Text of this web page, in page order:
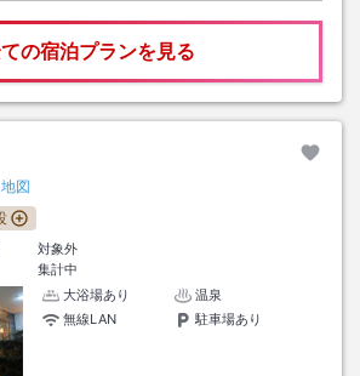
の宿泊プランを見る
地図
対象外
集計中
大浴場あり
温泉
無線LAN
駐車場あり